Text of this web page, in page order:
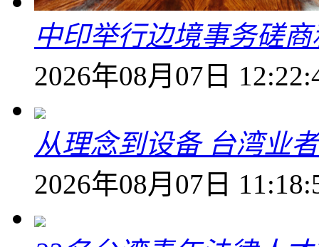
中印举行边境事务磋
2026年08月07日
从理念到设备 台湾业
2026年08月07日